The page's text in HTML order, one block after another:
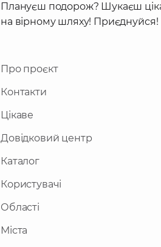
Плануєш подорож? Шукаєш
на вірному шляху! Приєднуйся!
Про проєкт
Контакти
Цікаве
Довідковий центр
Каталог
Користувачі
Області
Міста